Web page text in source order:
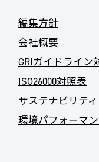
編集方針
会社概要
GRIガイドライン
ISO26000対照表
サステナビリテ
環境パフォーマ